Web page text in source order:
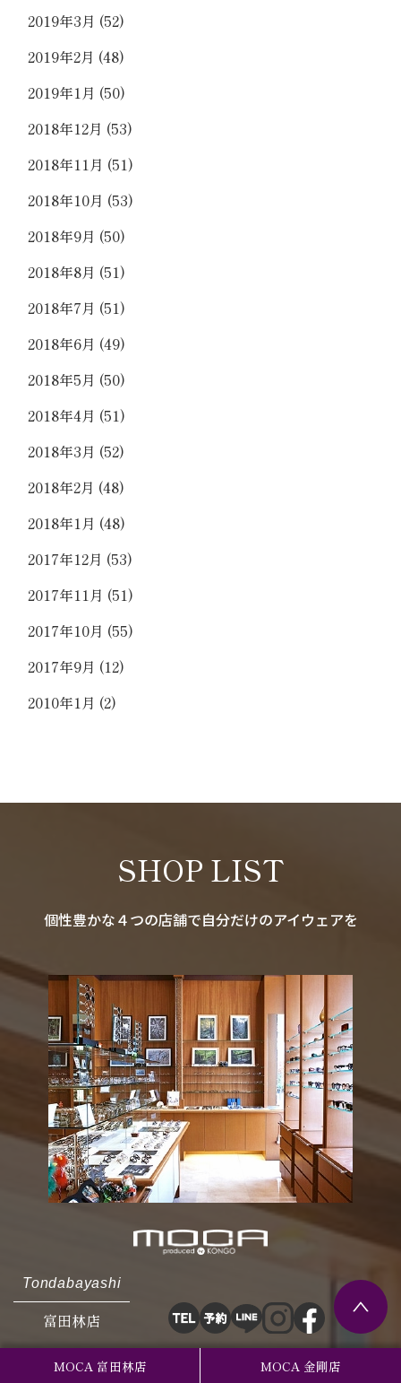
MOCA 富田林店 MOCA 金剛店
2019年3月 (52)
2019年2月 (48)
2019年1月 (50)
2018年12月 (53)
2018年11月 (51)
2018年10月 (53)
2018年9月 (50)
2018年8月 (51)
2018年7月 (51)
2018年6月 (49)
2018年5月 (50)
2018年4月 (51)
2018年3月 (52)
2018年2月 (48)
2018年1月 (48)
2017年12月 (53)
2017年11月 (51)
2017年10月 (55)
2017年9月 (12)
2010年1月 (2)
SHOP LIST
個性豊かな４つの店舗で自分だけのアイウェアを
Tondabayashi
富田林店